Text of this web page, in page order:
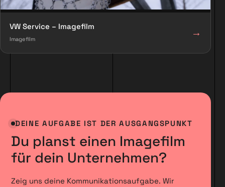
VW Service – Imagefilm
Imagefilm →
DEINE AUFGABE IST DER AUSGANGSPUNKT
Du planst einen Imagefilm
für dein Unternehmen?
Zeig uns deine Kommunikationsaufgabe. Wir